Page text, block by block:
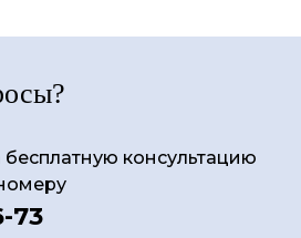
бесплатную консультацию
73